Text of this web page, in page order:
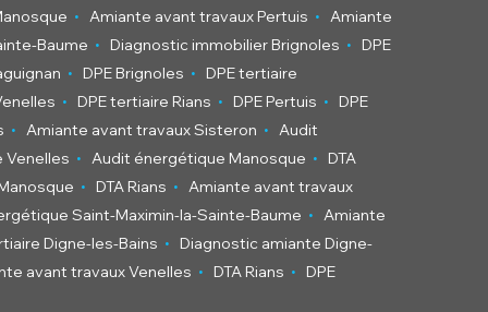
. Amiante avant travaux Pertuis . Amiante
Baume . Diagnostic immobilier Brignoles .
DPE
. DPE Brignoles .
DPE tertiaire
. DPE tertiaire Rians . DPE Pertuis .
DPE
. Amiante avant travaux Sisteron . Audit
Venelles . Audit énergétique Manosque .
DTA
. DTA Rians . Amiante avant travaux
Saint-Maximin-la-Sainte-Baume . Amiante
Digne-les-Bains .
Diagnostic amiante Digne-
avant travaux Venelles . DTA Rians . DPE